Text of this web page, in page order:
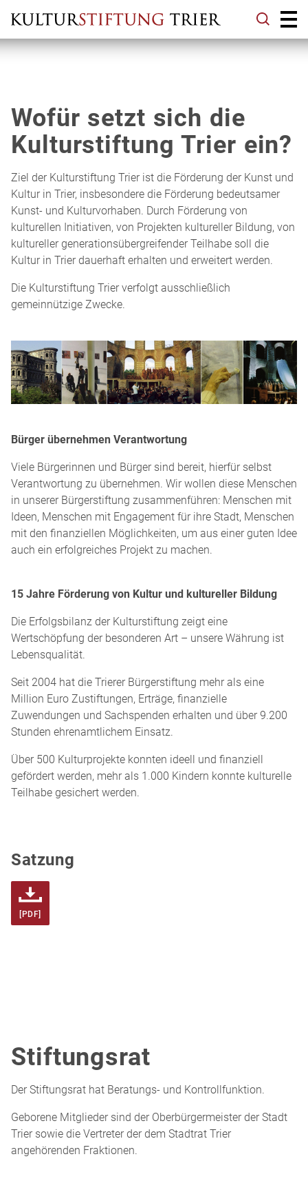
Wofür setzt sich die
Kultur­stiftung Trier ein?
Ziel der Kultur­stiftung Trier ist die Förderung der Kunst und
Kultur in Trier, insbesondere die Förderung bedeutsamer
Kunst- und Kulturvorhaben. Durch Förderung von
kulturellen Initiativen, von Projekten kultureller Bildung, von
kultureller generationsübergreifender Teilhabe soll die
Kultur in Trier dauerhaft erhalten und erweitert werden.
Die Kultur­stiftung Trier verfolgt ausschließlich
gemeinnützige Zwecke.
Bürger übernehmen Verantwortung
Viele Bürgerinnen und Bürger sind bereit, hierfür selbst
Verantwortung zu übernehmen. Wir wollen diese Menschen
in unserer Bürger­stiftung zusammenführen: Menschen mit
Ideen, Menschen mit Engagement für ihre Stadt, Menschen
mit den finanziellen Möglichkeiten, um aus einer guten Idee
auch ein erfolgreiches Projekt zu machen.
15 Jahre Förderung von Kultur und kultureller Bildung
Die Erfolgsbilanz der Kultur­stiftung zeigt eine
Wertschöpfung der besonderen Art – unsere Währung ist
Lebensqualität.
Seit 2004 hat die Trierer Bürger­stiftung mehr als eine
Million Euro Zustiftungen, Erträge, finanzielle
Zuwendungen und Sachspenden erhalten und über 9.200
Stunden ehrenamtlichem Einsatz.
Über 500 Kulturprojekte konnten ideell und finanziell
gefördert werden, mehr als 1.000 Kindern konnte kulturelle
Teilhabe gesichert werden.
Satzung
Stiftungsrat
Der Stiftung­srat hat Beratungs- und Kontrollfunktion.
Geborene Mitglieder sind der Oberbürgermeister der Stadt
Trier sowie die Vertreter der dem Stadtrat Trier
angehörenden Fraktionen.